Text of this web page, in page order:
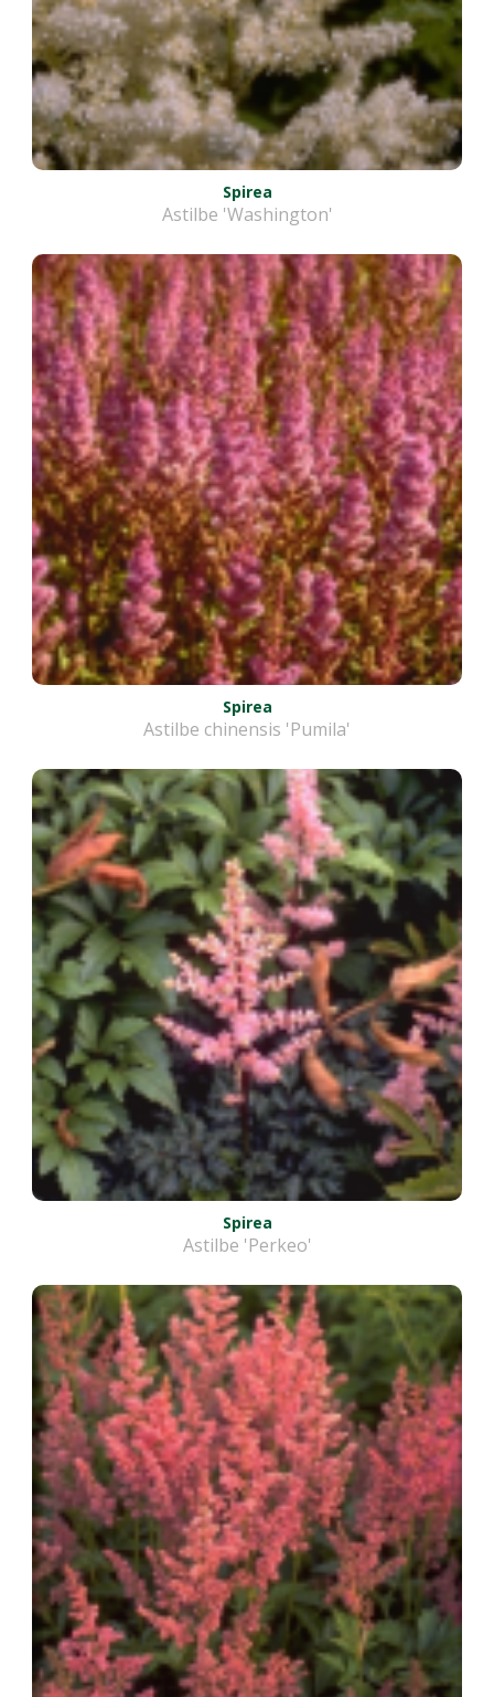
Spirea
Astilbe 'Washington'
Spirea
Astilbe chinensis 'Pumila'
Spirea
Astilbe 'Perkeo'